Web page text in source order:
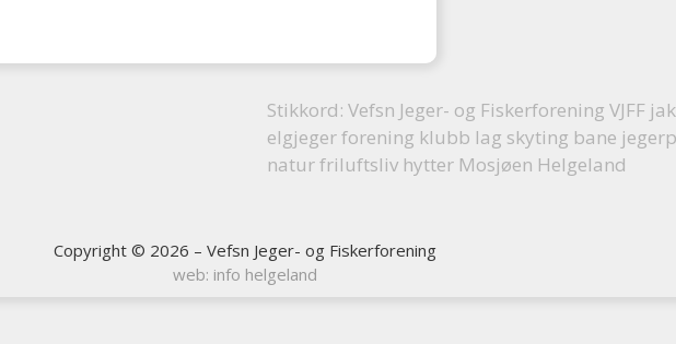
Stikkord: Vefsn Jeger- og Fiskerforening VJFF
elgjeger forening klubb lag skyting bane
natur friluftsliv hytter Mosjøen Helgeland
Copyright © 2026 – Vefsn Jeger- og Fiskerforening
web: info helgeland